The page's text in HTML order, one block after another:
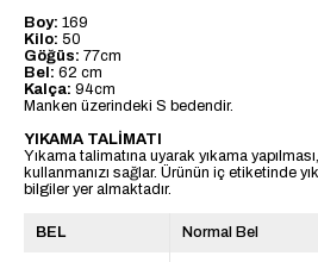
Boy: 169
Kilo: 50
Göğüs: 77cm
Bel: 62 cm
Kalça: 94cm
Manken üzerindeki S bedendir.
YIKAMA TALİMATI
Yıkama talimatına uyarak yıkama
kullanmanızı sağlar. Ürünün iç etiketinde
bilgiler yer almaktadır.
BEL Normal Bel